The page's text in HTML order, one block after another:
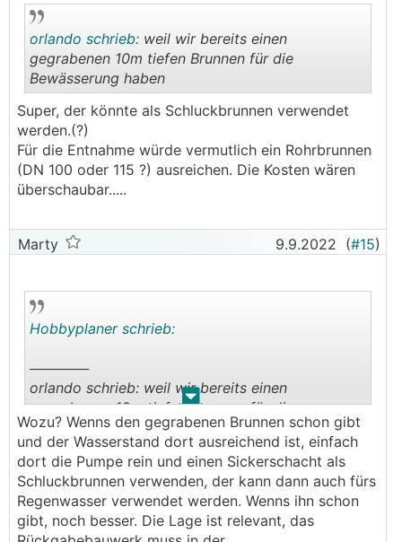
..
orlando schrieb: weil wir bereits einen
gegrabenen 10m tiefen Brunnen für die
Bewässerung haben
Super, der könnte als Schluckbrunnen verwendet
werden.(?)
Für die Entnahme würde vermutlich ein Rohrbrunnen
(DN 100 oder 115 ?) ausreichen. Die Kosten wären
überschaubar.....
Marty 9.9.2022 (#15)
. .
Hobbyplaner schrieb:
──────
orlando schrieb: weil wir bereits einen
gegrabenen 10m tiefen Brunnen für die
Bewässerung haben
───────────────
Super, der könnte als Schluckbrunnen verwendet
werden.(?)
Für die Entnahme würde vermutlich ein
Wozu? Wenns den gegrabenen Brunnen schon gibt
und der Wasserstand dort ausreichend ist, einfach
dort die Pumpe rein und einen Sickerschacht als
Schluckbrunnen verwenden, der kann dann auch fürs
Regenwasser verwendet werden. Wenns ihn schon
gibt, noch besser. Die Lage ist relevant, das